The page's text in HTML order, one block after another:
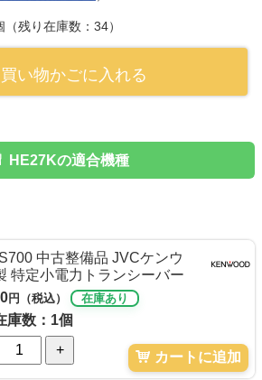
（残り在庫数：34）
買い物かごに入れる
HE27Kの適合機種
中古整備品 JVCケンウ
特定小電力トランシーバー
円（税込） 在庫あり
庫数：1個
+ カートに追加